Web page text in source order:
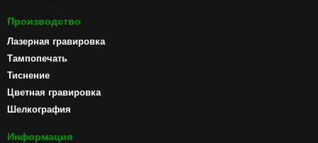
Производство
Лазерная гравировка
Тампопечать
Тиснение
Цветная гравировка
Шелкография
Информация